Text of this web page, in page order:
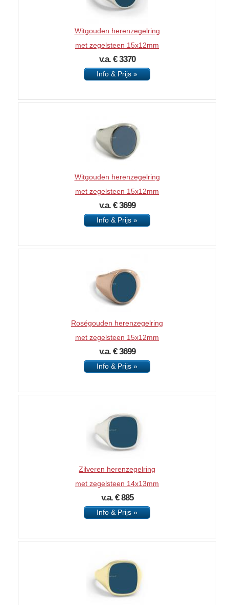
Witgouden herenzegelring
met zegelsteen 15x12mm
v.a. € 3370
Info & Prijs »
Witgouden herenzegelring
met zegelsteen 15x12mm
v.a. € 3699
Info & Prijs »
Roségouden herenzegelring
met zegelsteen 15x12mm
v.a. € 3699
Info & Prijs »
Zilveren herenzegelring
met zegelsteen 14x13mm
v.a. € 885
Info & Prijs »